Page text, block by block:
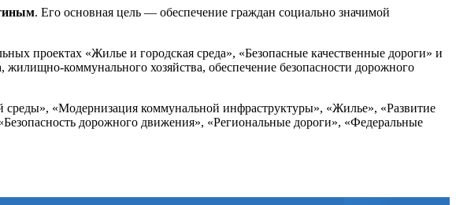
. Его основная цель — обеспечение граждан социально значимой
проектах «Жилье и городская среда», «Безопасные качественные дороги» и
коммунального хозяйства, обеспечение безопасности дорожного
«Модернизация коммунальной инфраструктуры», «Жилье», «Развитие
дорожного движения», «Региональные дороги», «Федеральные